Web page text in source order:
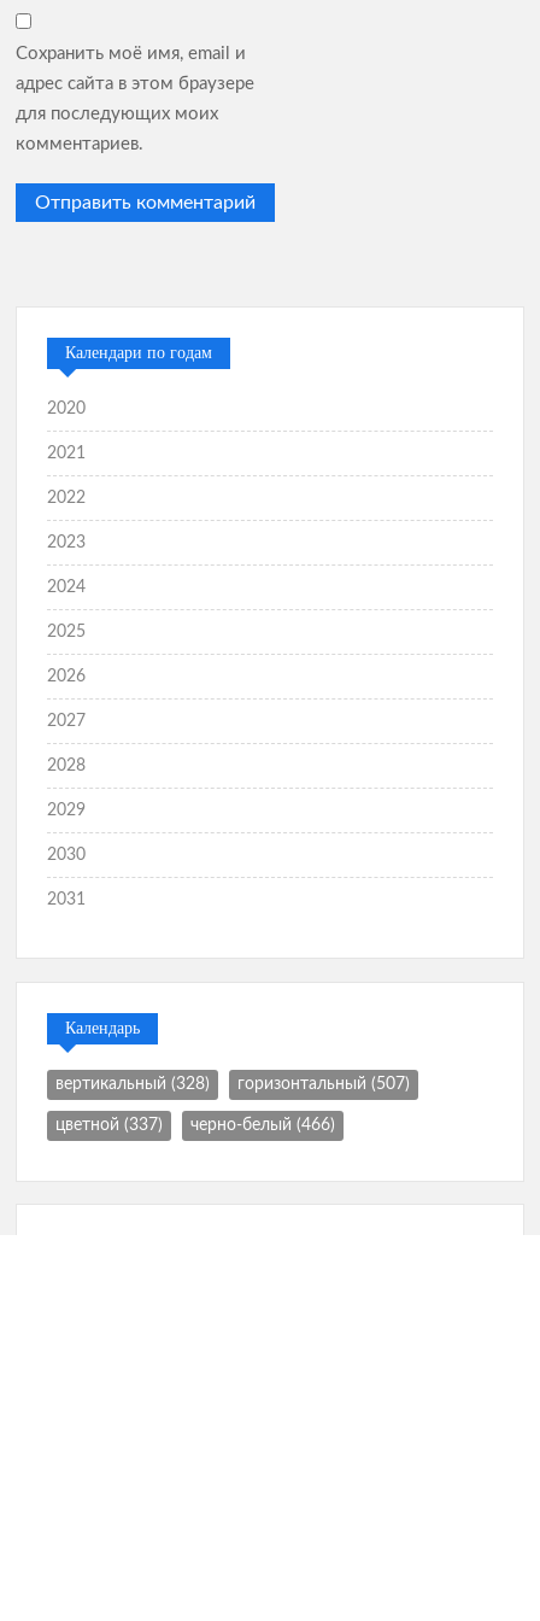
Сохранить моё имя, email и
адрес сайта в этом браузере
для последующих моих
комментариев.
Календари по годам
2020
2021
2022
2023
2024
2025
2026
2027
2028
2029
2030
2031
Календарь
вертикальный (328) горизонтальный (507)
цветной (337) черно-белый (466)